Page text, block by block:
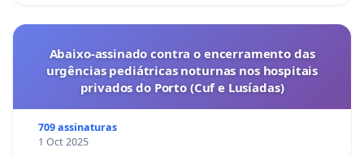
Abaixo-assinado contra o encerramento das
urgências pediátricas noturnas nos hospitais
privados do Porto (Cuf e Lusíadas)
709 assinaturas
1 Oct 2025